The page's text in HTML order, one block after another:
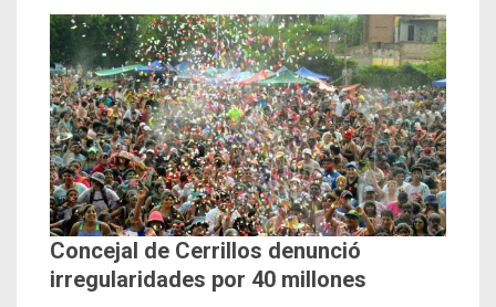
Concejal de Cerrillos denunció
irregularidades por 40 millones